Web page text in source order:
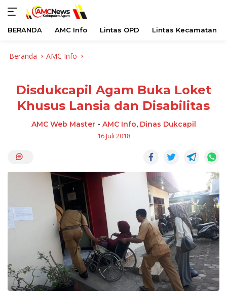
BERANDA AMC Info Lintas OPD Lintas Kecamatan
Beranda AMC Info
Disdukcapil Agam Buka Loket
Khusus Lansia dan Disabilitas
AMC Web Master- AMC Info, Dinas Dukcapil
16 Juli 2018